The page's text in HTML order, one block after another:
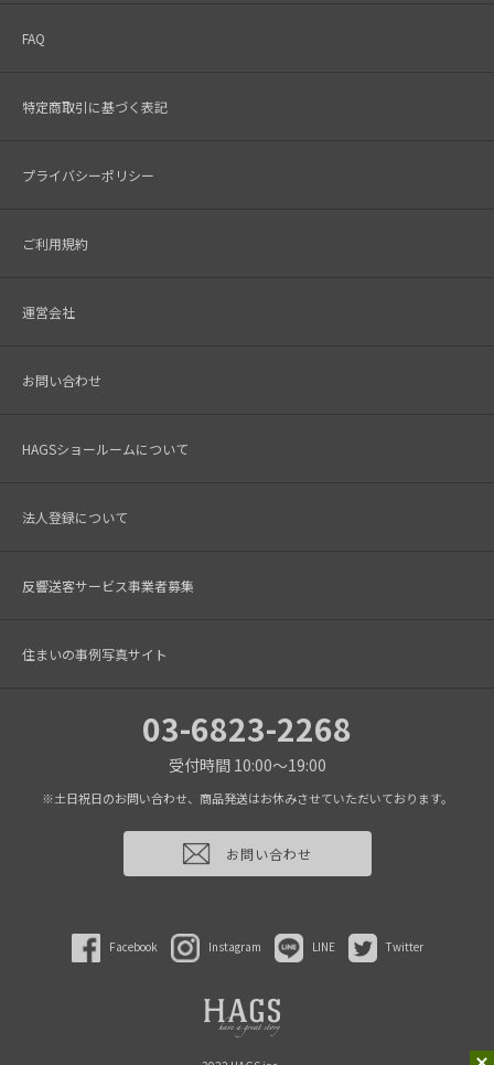
FAQ
特定商取引に基づく表記
プライバシーポリシー
ご利用規約
運営会社
お問い合わせ
HAGSショールームについて
法人登録について
反響送客サービス事業者募集
住まいの事例写真サイト
03-6823-2268
受付時間 10:00～19:00
※土日祝日のお問い合わせ、商品発送はお休みさせていただいております。
お問い合わせ
Facebook Instagram LINE Twitter